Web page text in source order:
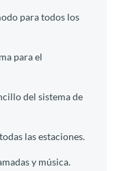
para todos los
para el
del sistema de
las estaciones.
y música.